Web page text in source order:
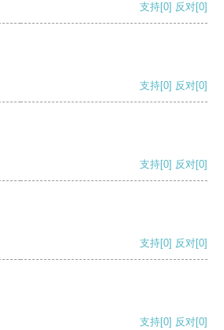
支持[0] 反对[0]
支持[0] 反对[0]
支持[0] 反对[0]
支持[0] 反对[0]
支持[0] 反对[0]